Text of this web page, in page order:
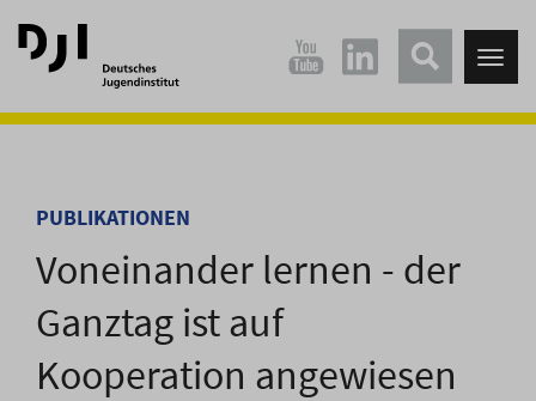
Direkt
zum
Hauptinhalt
Direkt
zum
Hauptmenü
PUBLIKATIONEN
Voneinander lernen - der
Ganztag ist auf
Kooperation angewiesen